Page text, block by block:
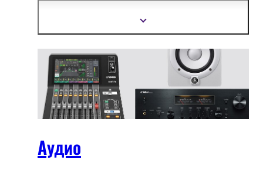
гитары, барабаны и многое другое.
Показать
Аудио